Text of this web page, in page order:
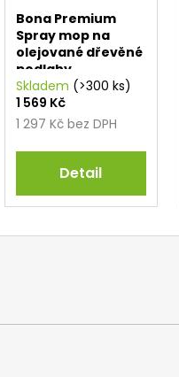
Bona Premium
Spray mop na
olejované dřevěné
podlahy
Skladem (>300 ks)
1 297 Kč bez DPH
1 569 Kč
Detail